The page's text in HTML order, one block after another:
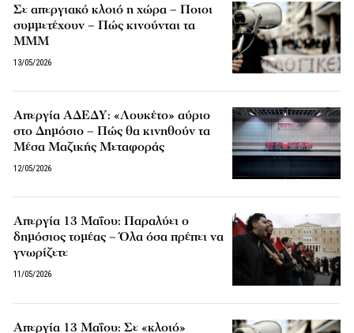
Σε απεργιακό κλοιό η χώρα – Ποιοι
συμμετέχουν – Πώς κινούνται τα
ΜΜΜ
13/05/2026
Απεργία ΑΔΕΔΥ: «Λουκέτο» αύριο
στο Δημόσιο – Πώς θα κινηθούν τα
Μέσα Μαζικής Μεταφοράς
12/05/2026
Απεργία 13 Μαΐου: Παραλύει ο
δημόσιος τομέας – Όλα όσα πρέπει να
γνωρίζετε
11/05/2026
Απεργία 13 Μαΐου: Σε «κλοιό»